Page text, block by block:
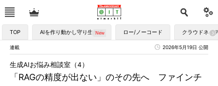
TOP AIを作り動かし守り生かす ロー/ノーコード クラウドネイ
連載 2026年5月19日 公開
「RAGの精度が出ない」のその先へ ファインチ
生成AIお悩み相談室（4）